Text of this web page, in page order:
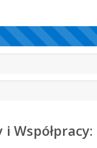
Współpracy: